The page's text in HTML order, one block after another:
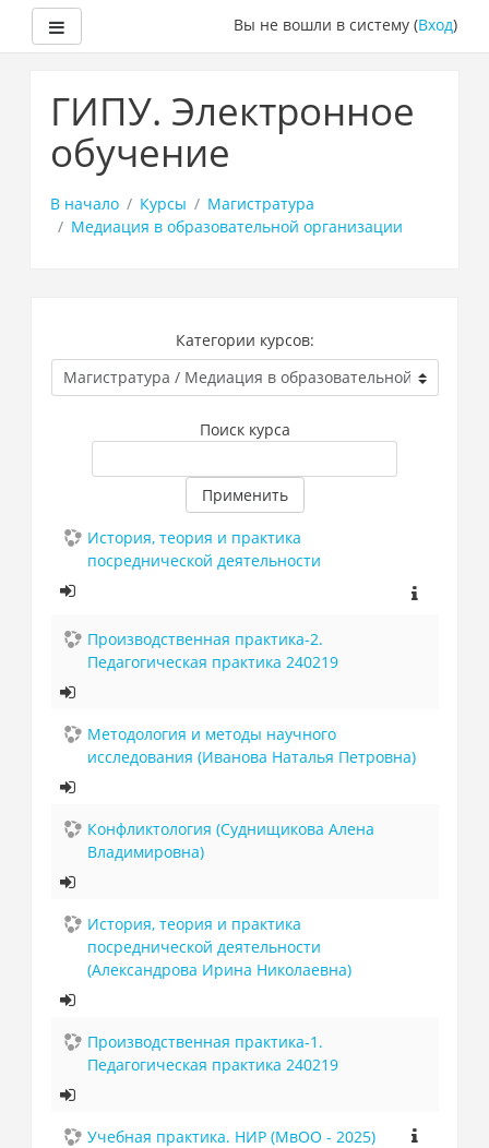
содержанию
Вы не вошли в систему (Вход)
ГИПУ. Электронное
обучение
В начало Курсы
Магистратура
Медиация в образовательной организации
Категории курсов:
Поиск курса
Применить
История, теория и практика
посреднической деятельности
Производственная практика-2.
Педагогическая практика 240219
Методология и методы научного
исследования (Иванова Наталья Петровна)
Конфликтология (Суднищикова Алена
Владимировна)
История, теория и практика
посреднической деятельности
(Александрова Ирина Николаевна)
Производственная практика-1.
Педагогическая практика 240219
Учебная практика. НИР (МвОО - 2025)